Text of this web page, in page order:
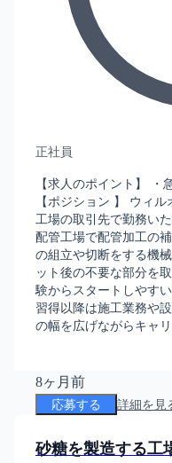
正社員
【求人のポイント】 ・
【ポジション 】 ウィ
工場の取引先で勤務い
配管工場で配管加工の
の組立や切断をする機
ット後の不要な部分を
験からスタートしやす
習得以降は施工業務や
の幅を広げながらキャ
8ヶ月前
応募する 詳細を見
砂糖を製造する工